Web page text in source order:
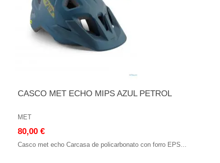
CASCO MET ECHO MIPS AZUL PETROL
MET
80,00 €
Casco met echo Carcasa de policarbonato con forro EPS...